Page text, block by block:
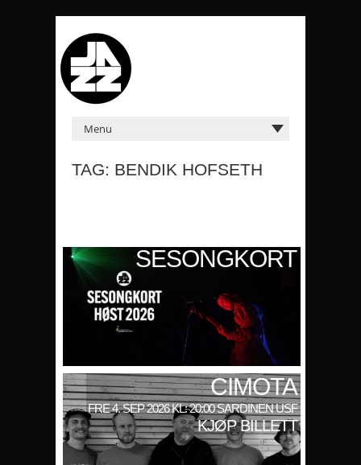
TAG: BENDIK HOFSETH
SESONGKORT
CIMOTA
FRE 4. SEP 2026 KL: 20:00 SARDINEN USF
KJØP BILLETT